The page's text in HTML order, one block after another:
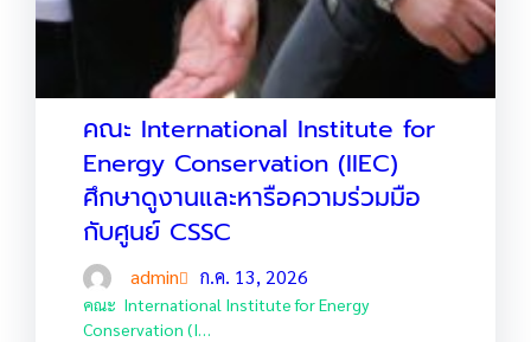
คณะ International Institute for
Energy Conservation (IIEC)
ศึกษาดูงานและหารือความร่วมมือ
กับศูนย์ CSSC
admin ก.ค. 13, 2026
คณะ International Institute for Energy
Conservation (I…